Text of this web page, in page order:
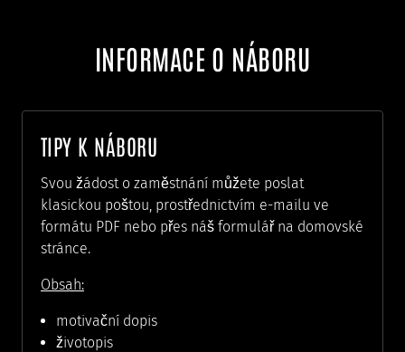
INFORMACE O NÁBORU
TIPY K NÁBORU
Svou žádost o zaměstnání můžete poslat
klasickou poštou, prostřednictvím e-mailu ve
formátu PDF nebo přes náš formulář na domovské
stránce.
Obsah:
motivační dopis
životopis